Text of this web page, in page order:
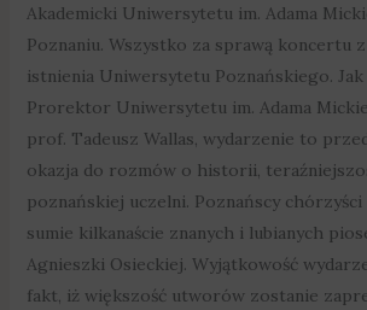
Akademicki Uniwersytetu im. Adama
Poznaniu. Wszystko za sprawą koncertu
istnienia Uniwersytetu Poznańskiego.
Prorektor Uniwersytetu im. Adama
prof. Tadeusz Wallas, wydarzenie to
okazja do rozmów o historii,
poznańskiej uczelni. Poznańscy
sumie kilkanaście znanych i lubianych
Agnieszki Osieckiej. Wyjątkowość
fakt, iż większość utworów zostanie